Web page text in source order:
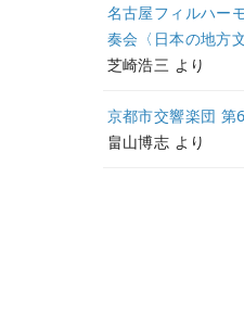
名古屋フィルハー
奏会〈日本の地方
芝崎浩三 より
京都市交響楽団 第
畠山博志 より